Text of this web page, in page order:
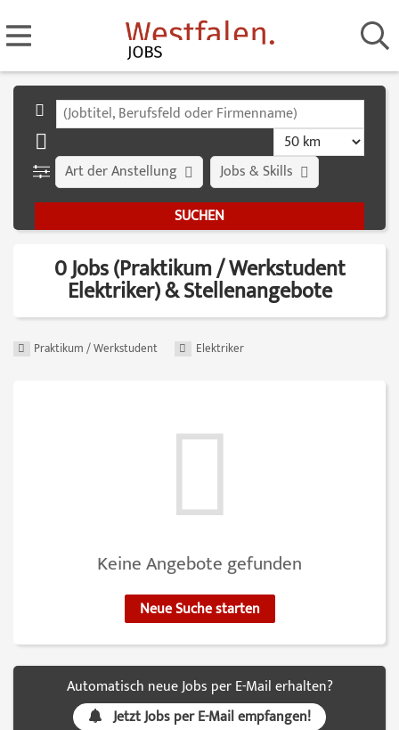
Art der Anstellung Jobs & Skills
0 Jobs (Praktikum / Werkstudent
Elektriker) & Stellenangebote
Praktikum / Werkstudent Elektriker
Keine Angebote gefunden
Neue Suche starten
Automatisch neue Jobs per E-Mail erhalten?
Jetzt Jobs per E-Mail empfangen!